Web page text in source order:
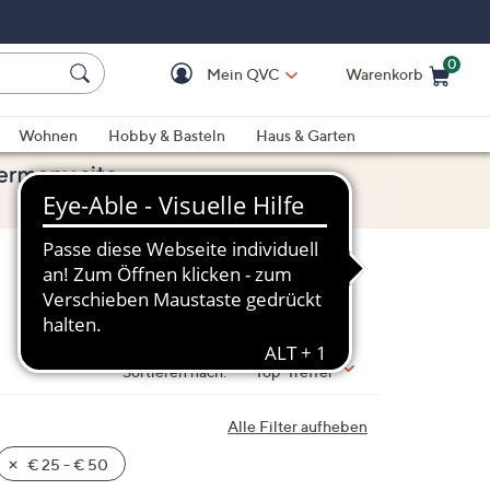
Mein QVC Warenkorb
0
Wohnen Hobby & Basteln
Haus & Garten
Sortieren nach: Top-Treffer
Alle Filter aufheben
€ 25 - € 50